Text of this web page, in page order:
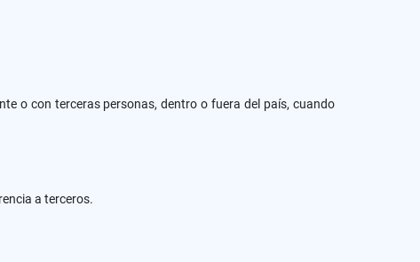
o con terceras personas, dentro o fuera del país, cuando
a terceros.